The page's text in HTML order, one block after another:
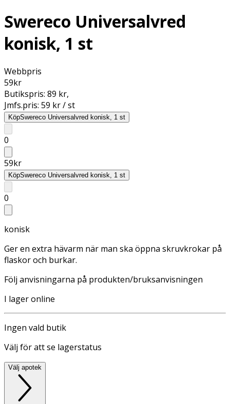
Swereco Universalvred
konisk, 1 st
Webbpris
59kr
Butikspris: 89 kr,
Jmfs.pris: 59 kr / st
KöpSwereco Universalvred konisk, 1 st
0
59kr
KöpSwereco Universalvred konisk, 1 st
0
konisk
Ger en extra hävarm när man ska öppna skruvkrokar på
flaskor och burkar.
Följ anvisningarna på produkten/bruksanvisningen
I lager online
Ingen vald butik
Välj för att se lagerstatus
Välj apotek